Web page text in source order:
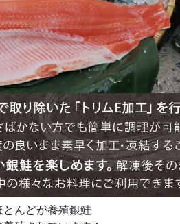
んどが養殖銀鮭